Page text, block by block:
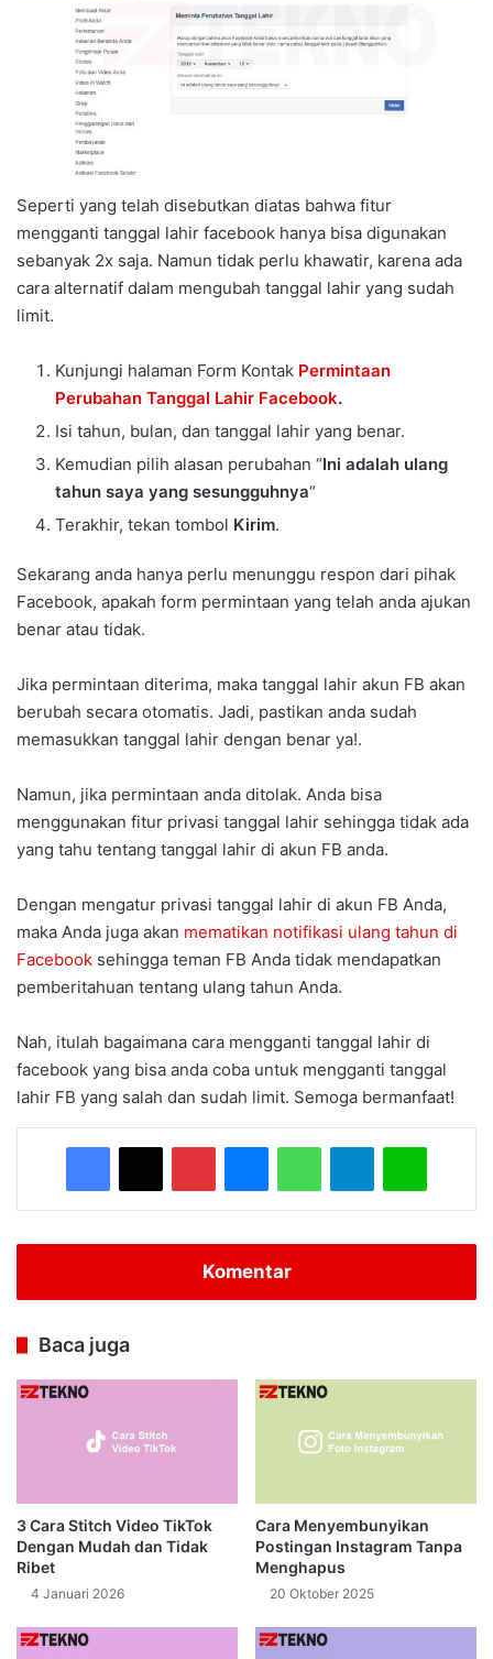
Seperti yang telah disebutkan diatas bahwa fitur
mengganti tanggal lahir facebook hanya bisa digunakan
sebanyak 2x saja. Namun tidak perlu khawatir, karena ada
cara alternatif dalam mengubah tanggal lahir yang sudah
limit.
Kunjungi halaman Form Kontak Permintaan
Perubahan Tanggal Lahir Facebook.
Isi tahun, bulan, dan tanggal lahir yang benar.
Kemudian pilih alasan perubahan “Ini adalah ulang
tahun saya yang sesungguhnya“
Terakhir, tekan tombol Kirim.
Sekarang anda hanya perlu menunggu respon dari pihak
Facebook, apakah form permintaan yang telah anda ajukan
benar atau tidak.
Jika permintaan diterima, maka tanggal lahir akun FB akan
berubah secara otomatis. Jadi, pastikan anda sudah
memasukkan tanggal lahir dengan benar ya!.
Namun, jika permintaan anda ditolak. Anda bisa
menggunakan fitur privasi tanggal lahir sehingga tidak ada
yang tahu tentang tanggal lahir di akun FB anda.
Dengan mengatur privasi tanggal lahir di akun FB Anda,
maka Anda juga akan mematikan notifikasi ulang tahun di
Facebook sehingga teman FB Anda tidak mendapatkan
pemberitahuan tentang ulang tahun Anda.
Nah, itulah bagaimana cara mengganti tanggal lahir di
facebook yang bisa anda coba untuk mengganti tanggal
lahir FB yang salah dan sudah limit. Semoga bermanfaat!
Facebook
X PinterestMessengerWhatsAppTelegramLine
Komentar
Baca juga
3 Cara Stitch Video TikTok
Dengan Mudah dan Tidak
Ribet
4 Januari 2026
Cara Menyembunyikan
Postingan Instagram Tanpa
Menghapus
20 Oktober 2025